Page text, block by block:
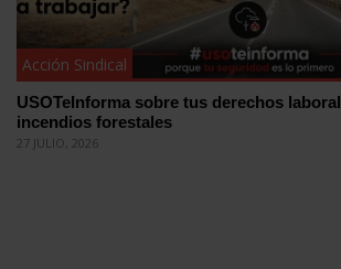
Acción Sindical
USOTeInforma sobre tus derechos
incendios forestales
27 JULIO, 2026